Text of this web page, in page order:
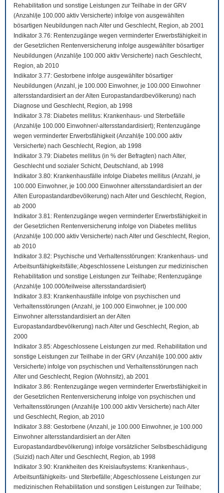
Rehabilitation und sonstige Leistungen zur Teilhabe in der GRV
(Anzahl/je 100.000 aktiv Versicherte) infolge von ausgewählten
bösartigen Neubildungen nach Alter und Geschlecht, Region, ab 2001
Indikator 3.76: Rentenzugänge wegen verminderter Erwerbsfähigkeit in
der Gesetzlichen Rentenversicherung infolge ausgewählter bösartiger
Neubildungen (Anzahl/je 100.000 aktiv Versicherte) nach Geschlecht,
Region, ab 2010
Indikator 3.77: Gestorbene infolge ausgewählter bösartiger
Neubildungen (Anzahl, je 100.000 Einwohner, je 100.000 Einwohner
altersstandardisiert an der Alten Europastandardbevölkerung) nach
Diagnose und Geschlecht, Region, ab 1998
Indikator 3.78: Diabetes mellitus: Krankenhaus- und Sterbefälle
(Anzahl/je 100.000 Einwohner/-altersstandardisiert); Rentenzugänge
wegen verminderter Erwerbsfähigkeit (Anzahl/je 100.000 aktiv
Versicherte) nach Geschlecht, Region, ab 1998
Indikator 3.79: Diabetes mellitus (in % der Befragten) nach Alter,
Geschlecht und sozialer Schicht, Deutschland, ab 1998
Indikator 3.80: Krankenhausfälle infolge Diabetes mellitus (Anzahl, je
100.000 Einwohner, je 100.000 Einwohner altersstandardisiert an der
Alten Europastandardbevölkerung) nach Alter und Geschlecht, Region,
ab 2000
Indikator 3.81: Rentenzugänge wegen verminderter Erwerbsfähigkeit in
der Gesetzlichen Rentenversicherung infolge von Diabetes mellitus
(Anzahl/je 100.000 aktiv Versicherte) nach Alter und Geschlecht, Region,
ab 2010
Indikator 3.82: Psychische und Verhaltensstörungen: Krankenhaus- und
Arbeitsunfähigkeitsfälle; Abgeschlossene Leistungen zur medizinischen
Rehabilitation und sonstige Leistungen zur Teilhabe; Rentenzugänge
(Anzahl/je 100.000/teilweise altersstandardisiert)
Indikator 3.83: Krankenhausfälle infolge von psychischen und
Verhaltensstörungen (Anzahl, je 100.000 Einwohner, je 100.000
Einwohner altersstandardisiert an der Alten
Europastandardbevölkerung) nach Alter und Geschlecht, Region, ab
2000
Indikator 3.85: Abgeschlossene Leistungen zur med. Rehabilitation und
sonstige Leistungen zur Teilhabe in der GRV (Anzahl/je 100.000 aktiv
Versicherte) infolge von psychischen und Verhaltensstörungen nach
Alter und Geschlecht, Region (Wohnsitz), ab 2001
Indikator 3.86: Rentenzugänge wegen verminderter Erwerbsfähigkeit in
der Gesetzlichen Rentenversicherung infolge von psychischen und
Verhaltensstörungen (Anzahl/je 100.000 aktiv Versicherte) nach Alter
und Geschlecht, Region, ab 2010
Indikator 3.88: Gestorbene (Anzahl, je 100.000 Einwohner, je 100.000
Einwohner altersstandardisiert an der Alten
Europastandardbevölkerung) infolge vorsätzlicher Selbstbeschädigung
(Suizid) nach Alter und Geschlecht, Region, ab 1998
Indikator 3.90: Krankheiten des Kreislaufsystems: Krankenhaus-,
Arbeitsunfähigkeits- und Sterbefälle; Abgeschlossene Leistungen zur
medizinischen Rehabilitation und sonstigen Leistungen zur Teilhabe;